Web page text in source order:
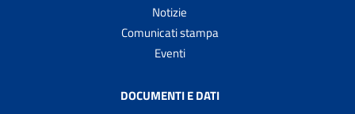
Notizie
Comunicati stampa
Eventi
DOCUMENTI E DATI